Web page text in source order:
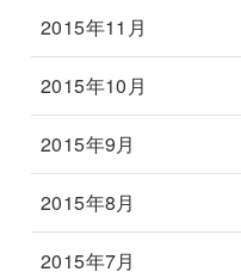
2015年11月
2015年10月
2015年9月
2015年8月
2015年7月